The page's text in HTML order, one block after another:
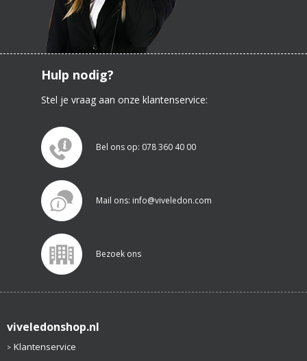
Hulp nodig?
Stel je vraag aan onze klantenservice:
Bel ons op: 078 360 40 00
Mail ons: info@viveledon.com
Bezoek ons
viveledonshop.nl
Klantenservice